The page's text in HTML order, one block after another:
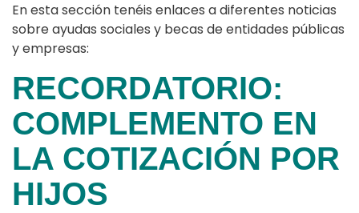
En esta sección tenéis enlaces a diferentes noticias
sobre ayudas sociales y becas de entidades públicas
y empresas:
RECORDATORIO:
COMPLEMENTO EN
LA COTIZACIÓN POR
HIJOS